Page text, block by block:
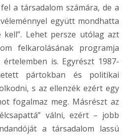
a társadalom számára, de a
együtt mondhatta
kell”. Lehet persze utólag azt
felkarolásának programja
is. Egyrészt 1987-
pártokban és politikai
s az ellenzék ezért egy
fogalmaz meg. Másrészt az
válni, ezért – jobb
a társadalom lassú